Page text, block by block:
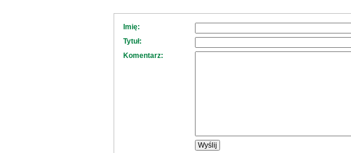
Imię:
Tytuł:
Komentarz: